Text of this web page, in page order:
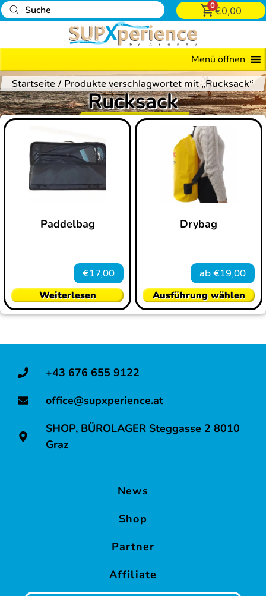
0€0,00
Menü öffnen
Startseite / Produkte verschlagwortet mit „Rucksack“
Rucksack
Paddelbag
€17,00
Weiterlesen
Drybag
ab €19,00
Ausführung wählen
—
39
+43 676 655 9122
office@supxperience.at
SHOP, BÜROLAGER Steggasse 2 8010
Graz
News
Shop
Partner
Affiliate